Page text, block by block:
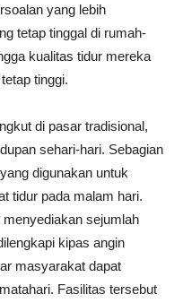
yang lebih
tetap tinggal di rumah-
kualitas tidur mereka
tinggi.
di pasar tradisional,
sehari-hari. Sebagian
digunakan untuk
tidur pada malam hari.
sejumlah
kipas angin
masyarakat dapat
Fasilitas tersebut